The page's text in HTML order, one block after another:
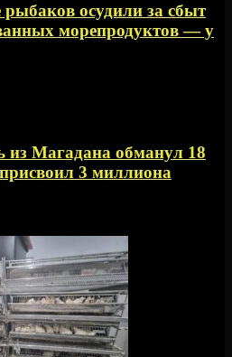
осудили за сбыт
морепродуктов — у
из Магадана обманул 18
3 миллиона